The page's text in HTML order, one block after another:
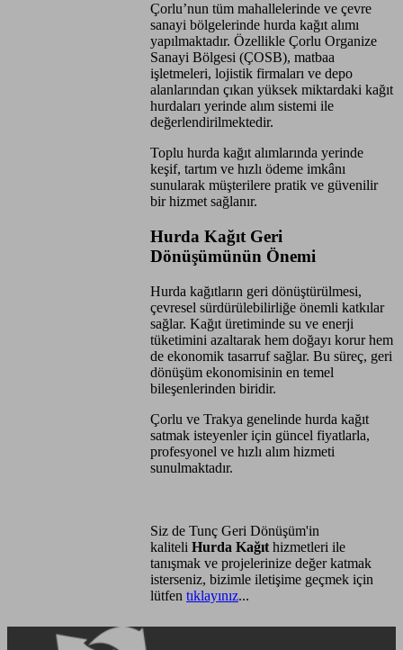
Çorlu’nun tüm mahallelerinde ve çevre
sanayi bölgelerinde hurda kağıt alımı
yapılmaktadır. Özellikle Çorlu Organize
Sanayi Bölgesi (ÇOSB), matbaa
işletmeleri, lojistik firmaları ve depo
alanlarından çıkan yüksek miktardaki kağıt
hurdaları yerinde alım sistemi ile
değerlendirilmektedir.
Toplu hurda kağıt alımlarında yerinde
keşif, tartım ve hızlı ödeme imkânı
sunularak müşterilere pratik ve güvenilir
bir hizmet sağlanır.
Hurda Kağıt Geri
Dönüşümünün Önemi
Hurda kağıtların geri dönüştürülmesi,
çevresel sürdürülebilirliğe önemli katkılar
sağlar. Kağıt üretiminde su ve enerji
tüketimini azaltarak hem doğayı korur hem
de ekonomik tasarruf sağlar. Bu süreç, geri
dönüşüm ekonomisinin en temel
bileşenlerinden biridir.
Çorlu ve Trakya genelinde hurda kağıt
satmak isteyenler için güncel fiyatlarla,
profesyonel ve hızlı alım hizmeti
sunulmaktadır.
Siz de Tunç Geri Dönüşüm'in
kaliteliHurda Kağıthizmetleri ile
tanışmak ve projelerinize değer katmak
isterseniz, bizimle iletişime geçmek için
lütfentıklayınız...